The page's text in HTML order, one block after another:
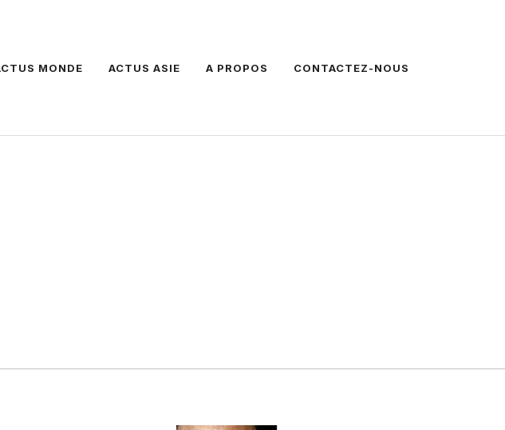
MONDE ACTUS ASIE A PROPOS CONTACTEZ-NOUS